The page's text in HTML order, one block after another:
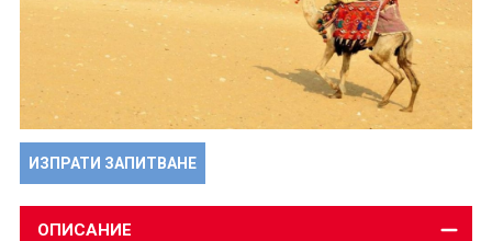
ИЗПРАТИ ЗАПИТВАНЕ
ОПИСАНИЕ